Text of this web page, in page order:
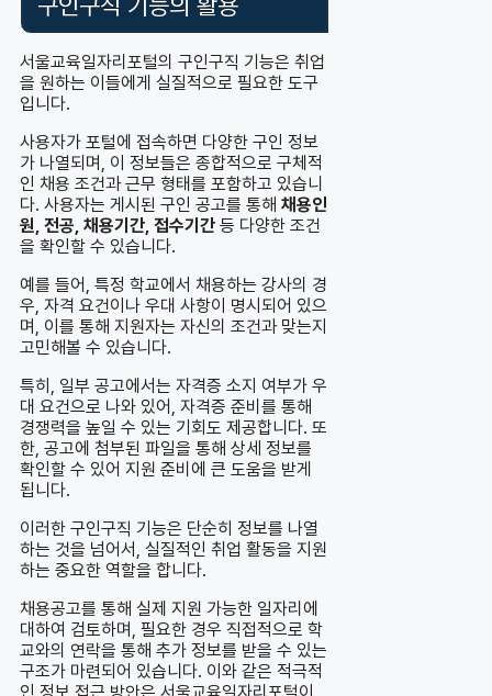
구인구직 기능의 활용
서울교육일자리포털의 구인구직 기능은 취업
을 원하는 이들에게 실질적으로 필요한 도구
입니다.
사용자가 포털에 접속하면 다양한 구인 정보
가 나열되며, 이 정보들은 종합적으로 구체적
인 채용 조건과 근무 형태를 포함하고 있습니
다. 사용자는 게시된 구인 공고를 통해 채용인
원, 전공, 채용기간, 접수기간 등 다양한 조건
을 확인할 수 있습니다.
예를 들어, 특정 학교에서 채용하는 강사의 경
우, 자격 요건이나 우대 사항이 명시되어 있으
며, 이를 통해 지원자는 자신의 조건과 맞는지
고민해볼 수 있습니다.
특히, 일부 공고에서는 자격증 소지 여부가 우
대 요건으로 나와 있어, 자격증 준비를 통해
경쟁력을 높일 수 있는 기회도 제공합니다. 또
한, 공고에 첨부된 파일을 통해 상세 정보를
확인할 수 있어 지원 준비에 큰 도움을 받게
됩니다.
이러한 구인구직 기능은 단순히 정보를 나열
하는 것을 넘어서, 실질적인 취업 활동을 지원
하는 중요한 역할을 합니다.
채용공고를 통해 실제 지원 가능한 일자리에
대하여 검토하며, 필요한 경우 직접적으로 학
교와의 연락을 통해 추가 정보를 받을 수 있는
구조가 마련되어 있습니다. 이와 같은 적극적